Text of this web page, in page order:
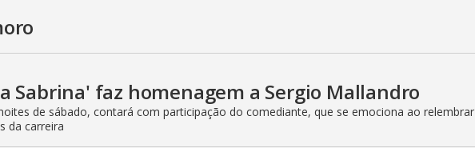
Sabrina' faz homenagem a Sergio Mallandro
de sábado, contará com participação do comediante, que se emociona ao relembrar
da carreira